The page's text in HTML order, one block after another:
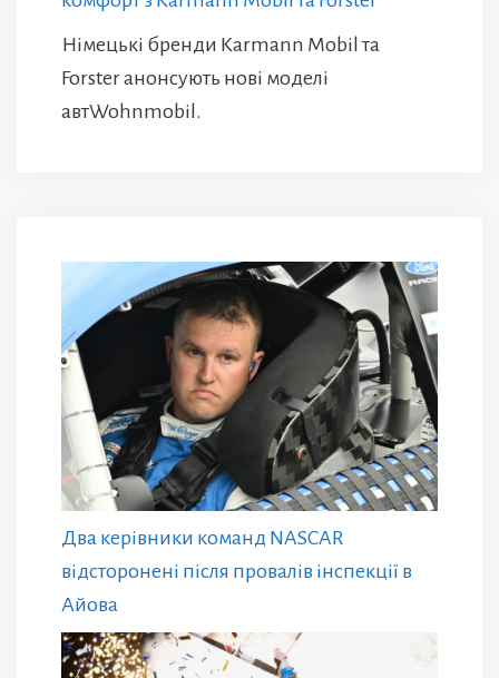
Німецькі бренди Karmann Mobil та
Forster анонсують нові моделі
автWohnmobil.
Два керівники команд NASCAR
відсторонені після провалів інспекції в
Айова